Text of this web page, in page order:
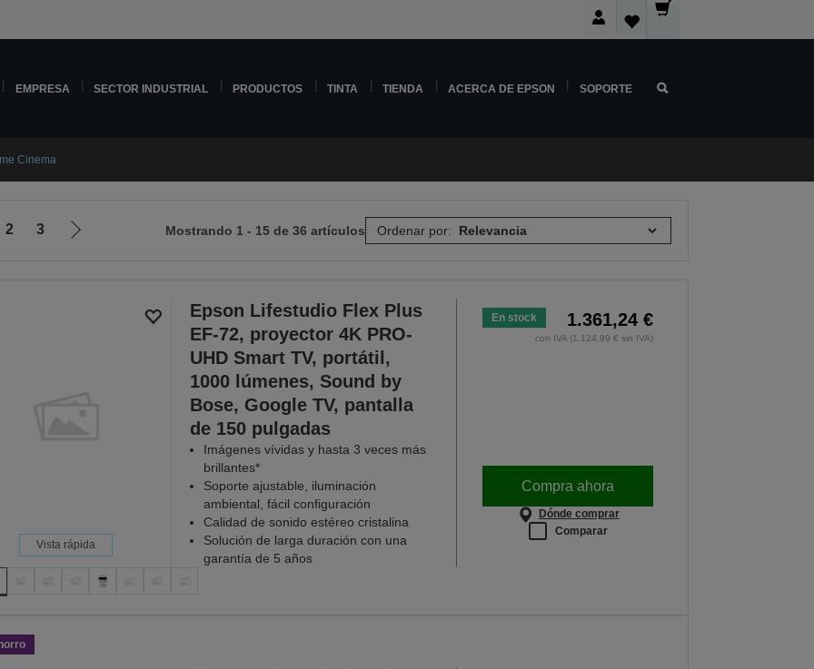
EMPRESA SECTOR INDUSTRIAL PRODUCTOS TINTA TIENDA ACERCA DE EPSON SOPORTE
Cinema
2 3
Ir
Mostrando 1 - 15 de 36 artículos Ordenar por:
Vista rápida
Epson Lifestudio Flex Plus
EF-72, proyector 4K PRO-
UHD Smart TV, portátil,
1000 lúmenes, Sound by
Bose, Google TV, pantalla
de 150 pulgadas
Imágenes vívidas y hasta 3 veces más
brillantes*
Soporte ajustable, iluminación
ambiental, fácil configuración
Calidad de sonido estéreo cristalina
Solución de larga duración con una
garantía de 5 años
En stock 1.361,24 €
con IVA (1.124,99 € sin IVA)
Compra ahora
Dónde comprar
Comparar